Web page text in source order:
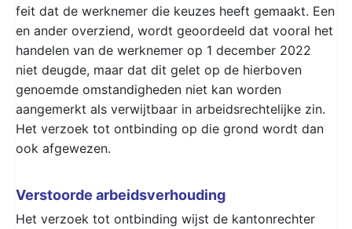
feit dat de werknemer die keuzes heeft gemaakt. Een
en ander overziend, wordt geoordeeld dat vooral het
handelen van de werknemer op 1 december 2022
niet deugde, maar dat dit gelet op de hierboven
genoemde omstandigheden niet kan worden
aangemerkt als verwijtbaar in arbeidsrechtelijke zin.
Het verzoek tot ontbinding op die grond wordt dan
ook afgewezen.
Verstoorde arbeidsverhouding
Het verzoek tot ontbinding wijst de kantonrechter